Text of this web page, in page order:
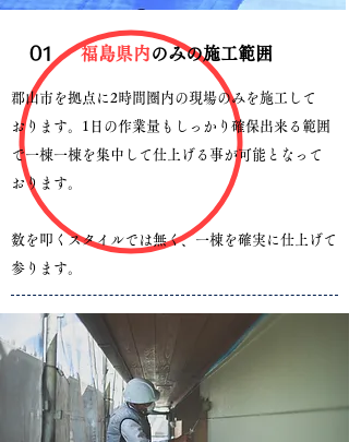
​01 ​福島県内のみの施工範囲
郡山市を拠点に2時間圏内の現場のみを施工して
おります。1日の作業量もしっかり確保出来る範囲
で一棟一棟を集中して仕上げる事が可能となって
おります。
​数を叩くスタイルでは無く、一棟を確実に仕上げて
参ります。